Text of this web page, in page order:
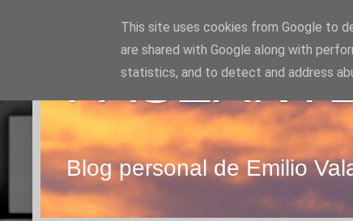
Blog personal de Emilio
This site uses cookies from Google to
are shared with Google along with
statistics, and to detect and address